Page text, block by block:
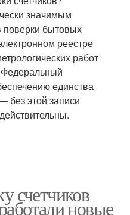
значимым
поверки бытовых
реестре
работ
единства
этой записи
счетчиков
новые